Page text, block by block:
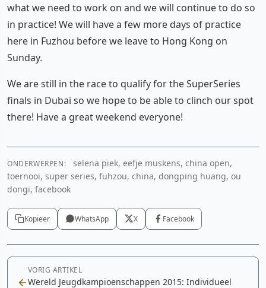
what we need to work on and we will continue to do so
in practice! We will have a few more days of practice
here in Fuzhou before we leave to Hong Kong on
Sunday.
We are still in the race to qualify for the SuperSeries
finals in Dubai so we hope to be able to clinch our spot
there! Have a great weekend everyone!
ONDERWERPEN:
selena piek, eefje muskens, china open,
toernooi, super series, fuhzou, china, dongping huang, ou
dongi, facebook
Kopieer WhatsApp X Facebook
VORIG ARTIKEL
Wereld Jeugdkampioenschappen 2015: Individueel